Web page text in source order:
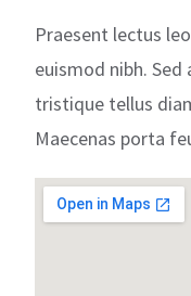
Praesent lectus
euismod nibh. Sed
tristique tellus
Maecenas porta